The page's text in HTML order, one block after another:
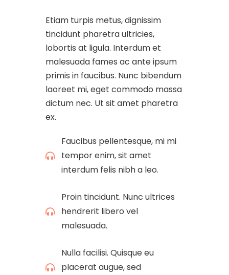
Etiam turpis metus, dignissim
tincidunt pharetra ultricies,
lobortis at ligula. Interdum et
malesuada fames ac ante ipsum
primis in faucibus. Nunc bibendum
laoreet mi, eget commodo massa
dictum nec. Ut sit amet pharetra
ex.
Faucibus pellentesque, mi mi
tempor enim, sit amet
interdum felis nibh a leo.
Proin tincidunt. Nunc ultrices
hendrerit libero vel
malesuada.
Nulla facilisi. Quisque eu
placerat augue, sed